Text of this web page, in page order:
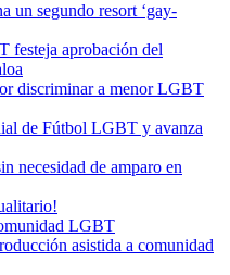
un segundo resort ‘gay-
festeja aprobación del
discriminar a menor LGBT
de Fútbol LGBT y avanza
necesidad de amparo en
LGBT
asistida a comunidad